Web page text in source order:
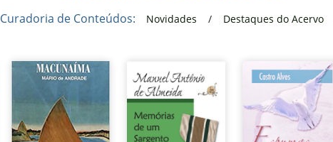
Curadoria de Conteúdos: Novidades Destaques do Acervo